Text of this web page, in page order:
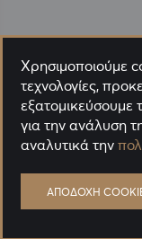
Χρησιμοποιούμε
τεχνολογίες,
εξατομικεύσουμε
για την ανάλυση
αναλυτικά την
ΑΠΟΔΟΧΉ